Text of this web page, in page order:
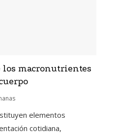
los macronutrientes
elementos
cotidiana,